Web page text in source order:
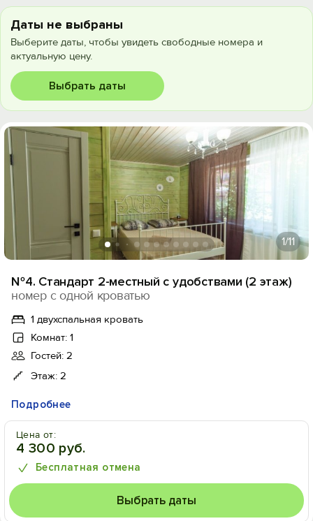
Даты не выбраны
Выберите даты, чтобы увидеть свободные номера и
актуальную цену.
Выбрать даты
1/11
№4. Стандарт 2-местный с удобствами (2 этаж)
номер с одной кроватью
1 двухспальная кровать
Комнат: 1
Гостей: 2
Этаж: 2
Подробнее
Цена от:
4 300 руб.
Бесплатная отмена
Выбрать даты